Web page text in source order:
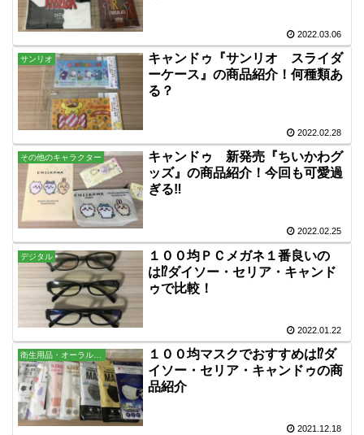
2022.03.06
サンリオ
キャンドゥ『サンリオ スライダ
ーケース』の商品紹介！何種類あ
る？
2022.02.28
その他のキャラクター
キャンドゥ 新発売『ちいかわグ
ッズ』の商品紹介！今回も可愛過
ぎる‼
2022.02.25
デジタル
１００均ＰＣメガネ１番良いの
は⁉ダイソー・セリア・キャンド
ゥで比較！
2022.01.22
１００均マスクでおすすめは⁉ダ
イソー・セリア・キャンドゥの商
品紹介
2021.12.18